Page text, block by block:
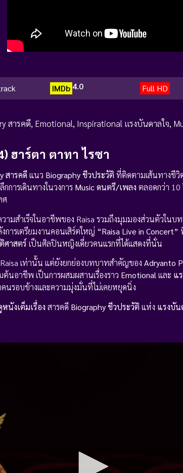
IMDb 4.0 Full HD
สารคดี, Emotional, Inspirational แรงบันดาลใจ,
ฮาร์ตา ตาทา ไรซา
สารคดีแนว Biography ชีวประวัติที่ติดตามเส้นทางชีวิ
การเดินทางในวงการ Music ดนตรี/เพลง ตลอดกว่า 10
ศ
ามสำเร็จในอาชีพของ Raisa รวมถึงมุมมองส่วนตัวในบ
การเตรียมงานคอนเสิร์ตใหญ่ “Raisa Live in Concert”
ศาสตร์ เป็นศิลปินหญิงเดี่ยวคนแรกที่ได้แสดงที่นั่น
เท่านั้น แต่ยังยกย่องบทบาทสำคัญของ Adryanto
ต้นอาชีพ เป็นการผสมผสานเรื่องราว Emotional และ แ
นรอบข้างและความมุ่งมั่นที่ไม่เคยหยุดนิ่ง
หนังเต็มเรื่อง สารคดี Biography ชีวประวัติแห่ง แรงบัน